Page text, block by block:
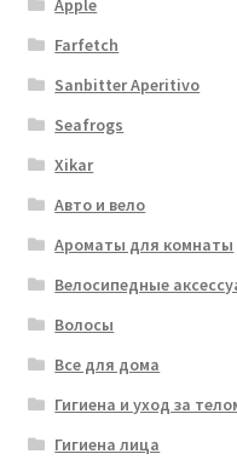
Apple
Farfetch
Sanbitter Aperitivo
Seafrogs
Xikar
Авто и вело
Ароматы для комнаты
Велосипедные
Волосы
Все для дома
Гигиена и уход за
Гигиена лица